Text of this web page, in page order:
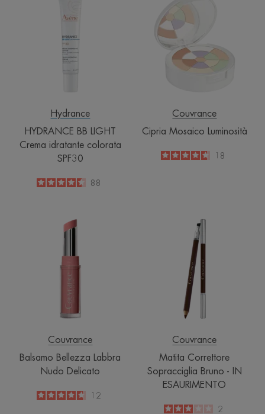
LIGHT
colorata
SPF30
Hydrance
HYDRANCE BB LIGHT
Crema idratante colorata
SPF30
4.5
/
5
88
Couvrance
Cipria Mosaico Luminosità
4.7
/518
Balsamo
Bellezza
Nudo
Delicato
Couvrance
Balsamo Bellezza Labbra
Nudo Delicato
4.7
/512
Matita
Correttore
Sopracciglia
Bruno
-
Couvrance
Matita Correttore
Sopracciglia Bruno - IN
ESAURIMENTO
3
/
5
2